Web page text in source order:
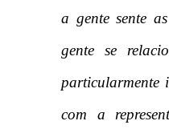
a gente sente
gente se
particularmente
com a